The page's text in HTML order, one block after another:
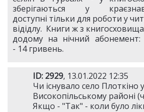
зберігаються у
доступні тільки для роботи у
відідлу. Книги ж з
додому на нічний
- 14 гривень.
ID: 2929, 13.01.2022 12:35
Чи існувало село
Високопільському районі
Якщо - "Так" - коли було